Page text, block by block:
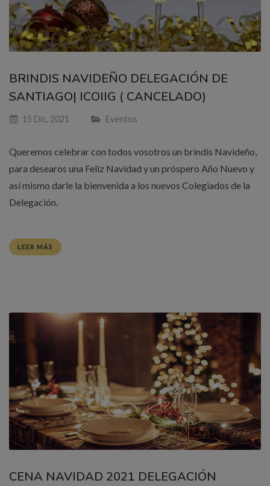
BRINDIS NAVIDEÑO DELEGACIÓN DE
SANTIAGO| ICOIIG ( CANCELADO)
15 Dic, 2021 Eventos
Queremos celebrar con todos vosotros un brindis Navideño,
para desearos una Feliz Navidad y un próspero Año Nuevo y
así mismo darle la bienvenida a los nuevos Colegiados de la
Delegación.
LEER MÁS
CENA NAVIDAD 2021 DELEGACIÓN